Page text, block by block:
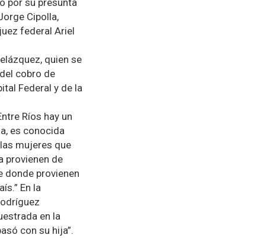
por su presunta
Cipolla,
federal Ariel
quien se
cobro de
Federal y de la
Ríos hay un
es conocida
mujeres que
provienen de
donde provienen
En la
en la
con su hija”.